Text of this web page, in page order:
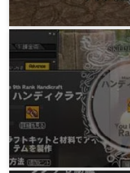
マ
みどりの覚え書き。
クアッ